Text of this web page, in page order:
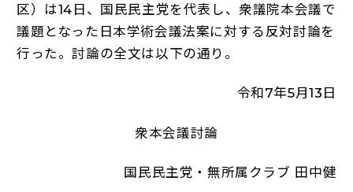
区）は14日、国民民主党を代表し、衆議院本会議で
議題となった日本学術会議法案に対する反対討論を
行った。討論の全文は以下の通り。
令和7年5月13日
衆本会議討論
国民民主党・無所属クラブ 田中健